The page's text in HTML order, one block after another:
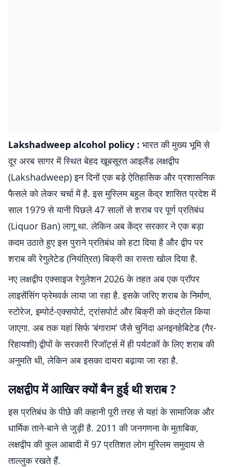
Lakshadweep alcohol policy : भारत की मुख्य भूमि से
दूर अरब सागर में स्थित बेहद खूबसूरत आइलैंड लक्षद्वीप
(Lakshadweep) इन दिनों एक बड़े ऐतिहासिक और प्रशासनिक
फैसले को लेकर चर्चा में है. इस मुस्लिम बहुल केंद्र शासित प्रदेश में
साल 1979 से यानी पिछले 47 सालों से शराब पर पूर्ण प्रतिबंध
(Liquor Ban) लागू था. लेकिन अब केंद्र सरकार ने एक बड़ा
कदम उठाते हुए इस पुराने प्रतिबंध को हटा दिया है और द्वीप पर
शराब की रेगुलेटेड (नियंत्रित) बिक्री का रास्ता खोल दिया है.
नए लक्षद्वीप एक्साइज रेगुलेशन 2026 के तहत अब एक प्रॉपर
लाइसेंसिंग फ्रेमवर्क लाया जा रहा है. इसके जरिए शराब के निर्माण,
स्टोरेज, इम्पोर्ट-एक्सपोर्ट, ट्रांसपोर्ट और बिक्री को कंट्रोल किया
जाएगा. अब तक यहां सिर्फ ‘बंगाराम’ जैसे चुनिंदा अनइनहेबिटेड (गैर-
रिहायशी) द्वीपों के सरकारी रिजॉर्ट्स में ही पर्यटकों के लिए शराब की
अनुमति थी, लेकिन अब इसका दायरा बढ़ाया जा रहा है.
लक्षद्वीप में आखिर क्यों बैन हुई थी शराब ?
इस प्रतिबंध के पीछे की कहानी पूरी तरह से यहां के सामाजिक और
धार्मिक ताने-बाने से जुड़ी है. 2011 की जनगणना के मुताबिक,
लक्षद्वीप की कुल आबादी में 97 प्रतिशत लोग मुस्लिम समुदाय से
ताल्लुक रखते हैं.